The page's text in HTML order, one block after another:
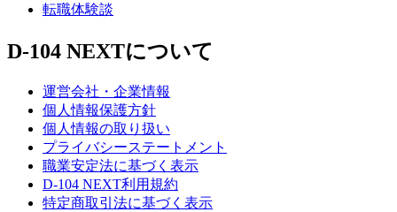
転職体験談
D-104 NEXTについて
運営会社・企業情報
個人情報保護方針
個人情報の取り扱い
プライバシーステートメント
職業安定法に基づく表示
D-104 NEXT利用規約
特定商取引法に基づく表示